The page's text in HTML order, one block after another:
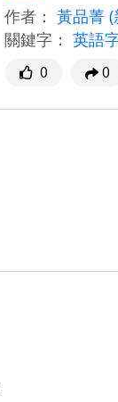
作者： 黃品菁 (
關鍵字： 英語
0 0